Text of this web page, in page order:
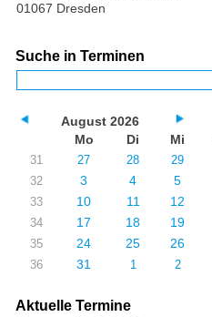
01067 Dresden
Suche in Terminen
August 2026
Mo
Di Mi
31 27 28 29
32 3 4 5
33 10 11 12
34 17 18 19
35 24 25 26
36 31 1 2
Aktuelle Termine